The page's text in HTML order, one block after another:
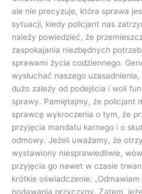
ale nie precyzuje, która sprawa
sytuacji, kiedy policjant nas
należy powiedzieć, że
zaspokajania niezbędnych
sprawami życia codziennego.
wysłuchać naszego
dużo zależy od podejścia i woli
sprawy. Pamiętajmy, że policjant
sprawcę wykroczenia o tym, że
przyjęcia mandatu karnego i o
odmowy. Jeżeli uważamy, że
wystawiony niesprawiedliwie,
przyjęcia go nawet w czasie
krótkie oświadczenie:
podawania przyczyny. Zatem,